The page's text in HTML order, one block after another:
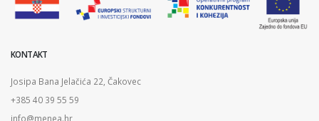
KONTAKT
Josipa Bana Jelačića 22, Čakovec
+385 40 39 55 59
info@menea.hr